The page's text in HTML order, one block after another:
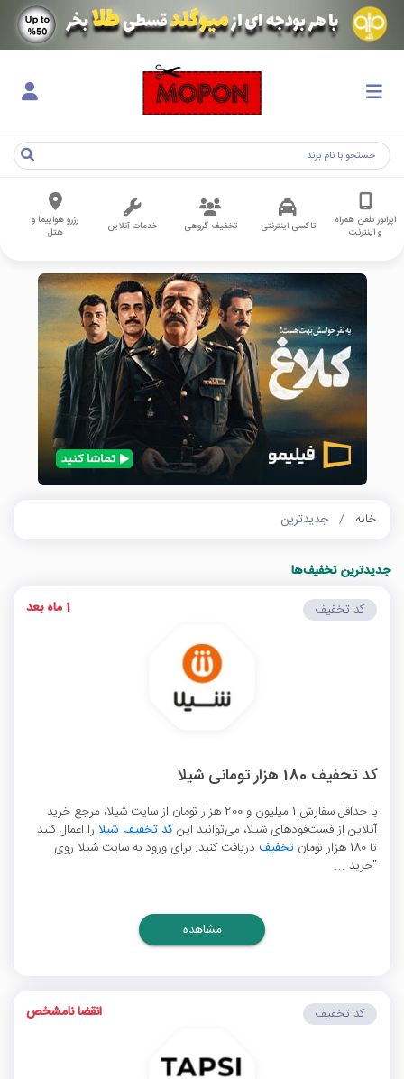
اپراتور تلفن همراه
و اینترنت
تاکسی اینترنتی تخفیف گروهی خدمات آنلاین
رزرو هواپیما و
هتل
خانه جدیدترین
جدیدترین تخفیف‌ها
کد تخفیف 180 هزار تومانی شیلا
با حداقل سفارش 1 میلیون و 200 هزار تومان از سایت شیلا، مرجع خرید
آنلاین از فست‌فودهای شیلا، می‌توانید اینکد تخفیف شیلا را اعمال کنید
تا 180 هزار تومان
تخفیف دریافت کنید. برای ورود به سایت شیلا روی
"خرید ...
کد تخفیف 1 ماه بعد
مشاهده
کد تخفیف انقضا نامشخص